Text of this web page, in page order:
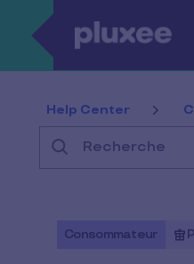
Aller au contenu
Help Center
Consommateur